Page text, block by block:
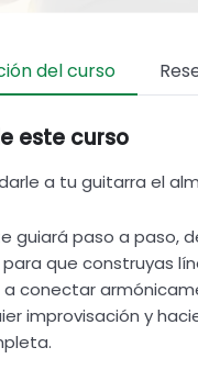
del curso
este curso
a tu guitarra el
guiará paso a paso,
que construyas
a conectar
improvisación y